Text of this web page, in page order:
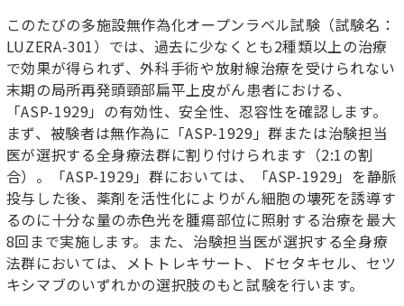
このたびの多施設無作為化オープンラベル試験（試験名：
LUZERA-301）では、過去に少なくとも2種類以上の治療
で効果が得られず、外科手術や放射線治療を受けられない
末期の局所再発頭頸部扁平上皮がん患者における、
「ASP-1929」の有効性、安全性、忍容性を確認します。
まず、被験者は無作為に「ASP-1929」群または治験担当
医が選択する全身療法群に割り付けられます（2:1の割
合）。「ASP-1929」群においては、「ASP-1929」を静脈
投与した後、薬剤を活性化によりがん細胞の壊死を誘導す
るのに十分な量の赤色光を腫瘍部位に照射する治療を最大
8回まで実施します。また、治験担当医が選択する全身療
法群においては、メトトレキサート、ドセタキセル、セツ
キシマブのいずれかの選択肢のもと試験を行います。